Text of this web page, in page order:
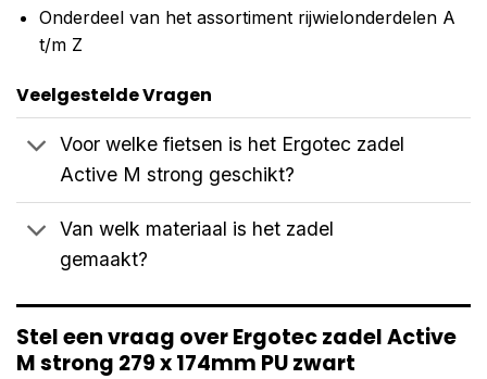
Onderdeel van het assortiment rijwielonderdelen A
t/m Z
Veelgestelde Vragen
Voor welke fietsen is het Ergotec zadel
Active M strong geschikt?
Van welk materiaal is het zadel
gemaakt?
Stel een vraag over Ergotec zadel Active
M strong 279 x 174mm PU zwart